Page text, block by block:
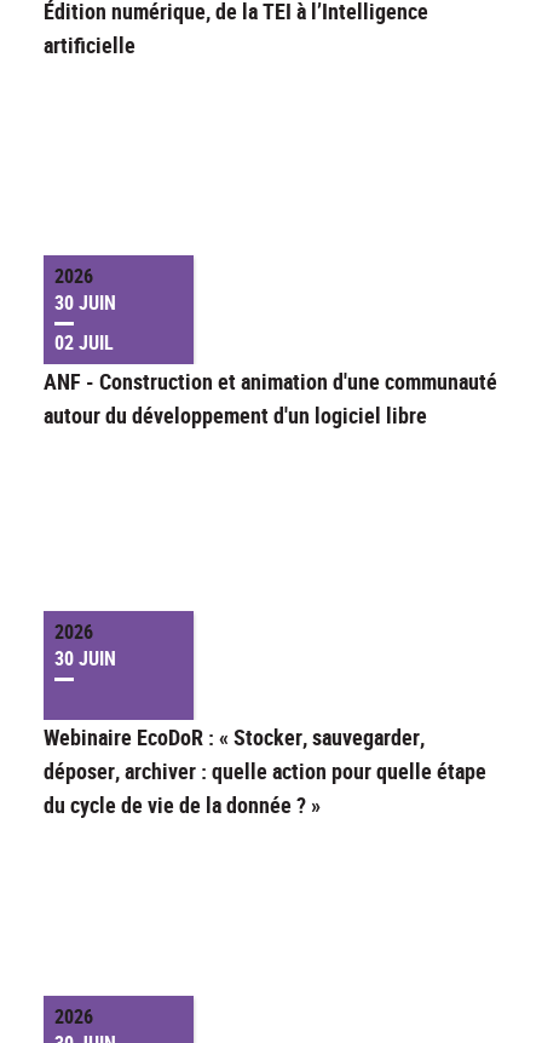
Édition numérique, de la TEI à l’Intelligence
artificielle
2026
30 JUIN
02 JUIL
ANF - Construction et animation d'une communauté
autour du développement d'un logiciel libre
2026
30 JUIN
Webinaire EcoDoR : « Stocker, sauvegarder,
déposer, archiver : quelle action pour quelle étape
du cycle de vie de la donnée ? »
2026